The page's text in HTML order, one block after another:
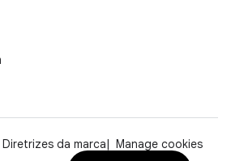
Diretrizes da marca
Manage cookies